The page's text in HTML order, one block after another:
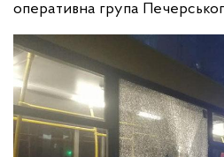
оперативна група